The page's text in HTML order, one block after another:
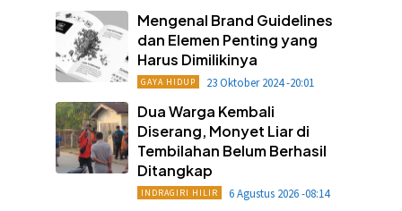
Mengenal Brand Guidelines
dan Elemen Penting yang
Harus Dimilikinya
GAYA HIDUP 23 Oktober 2024 -20:01
Dua Warga Kembali
Diserang, Monyet Liar di
Tembilahan Belum Berhasil
Ditangkap
INDRAGIRI HILIR 6 Agustus 2026 -08:14